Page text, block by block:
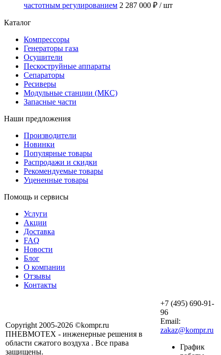
частотным регулированием 2 287 000 ₽ / шт
Каталог
Компрессоры
Генераторы газа
Осушители
Пескоструйные аппараты
Сепараторы
Ресиверы
Модульные станции (МКС)
Запасные части
Наши предложения
Производители
Новинки
Популярные товары
Распродажи и скидки
Рекомендуемые товары
Уцененные товары
Помощь и сервисы
Услуги
Акции
Доставка
FAQ
Новости
Блог
О компании
Отзывы
Контакты
Copyright 2005-2026 ©kompr.ru
ПНЕВМОТЕХ - инженерные решения в
области сжатого воздуха . Все права
защищены.
+7 (495) 690-91-
96
Email:
zakaz@kompr.ru
График